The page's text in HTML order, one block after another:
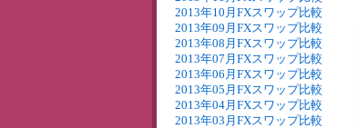
2013年10月FXスワップ比較
2013年09月FXスワップ比較
2013年08月FXスワップ比較
2013年07月FXスワップ比較
2013年06月FXスワップ比較
2013年05月FXスワップ比較
2013年04月FXスワップ比較
2013年03月FXスワップ比較